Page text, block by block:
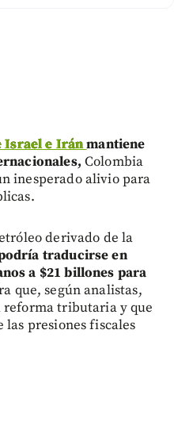
Israel e Iránmantiene
Colombia
inesperado alivio para
derivado de la
traducirse en
a $21 billones para
que, según analistas,
reforma tributaria y que
presiones fiscales